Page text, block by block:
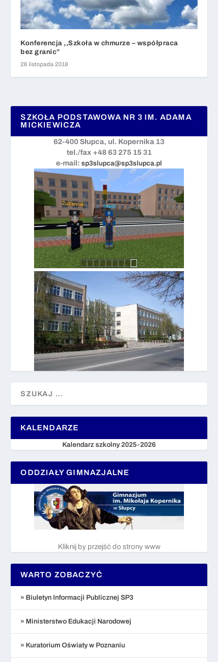
Konferencja ,,Szkoła w chmurze – współpraca
bez granic”
26 listopada 2018
SZKOŁA PODSTAWOWA NR 3 IM. ADAMA
MICKIEWICZA
62-400 Słupca, ul. Kopernika 13
tel./fax +48 63 275 15 31
e-mail: sp3slupca@sp3slupca.pl
KALENDARZE
Kalendarz szkolny 2025-2026
ODDZIAŁY GIMNAZJALNE
Kliknij by przejść do strony www
WARTO ZOBACZYĆ
» Biuletyn Informacji Publicznej SP3
» Ministerstwo Edukacji Narodowej
» Kuratorium Oświaty w Poznaniu